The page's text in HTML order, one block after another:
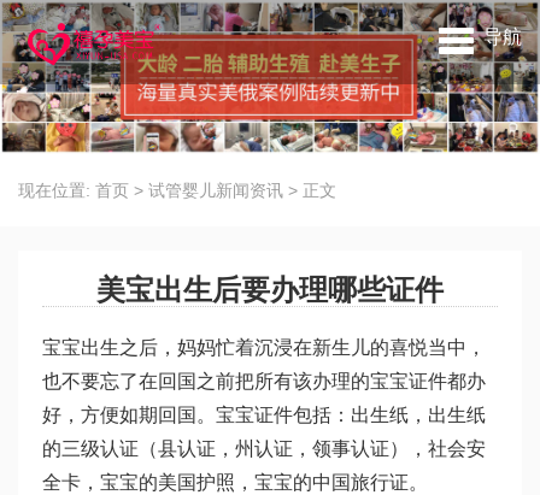
导航
现在位置: 首页 > 试管婴儿新闻资讯 > 正文
美宝出生后要办理哪些证件
宝宝出生之后，妈妈忙着沉浸在新生儿的喜悦当中，
也不要忘了在回国之前把所有该办理的宝宝证件都办
好，方便如期回国。宝宝证件包括：出生纸，出生纸
的三级认证（县认证，州认证，领事认证），社会安
全卡，宝宝的美国护照，宝宝的中国旅行证。